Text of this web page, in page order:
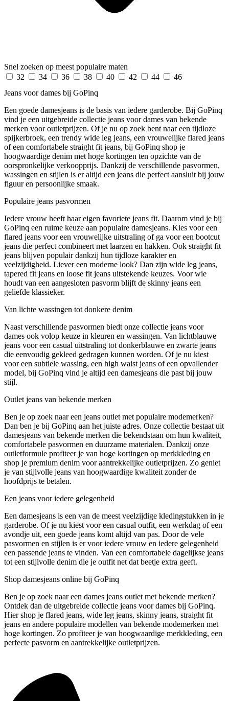
Snel zoeken op meest populaire maten
32
34 36 38 40 42 44
46
Jeans voor dames bij GoPinq
Een goede damesjeans is de basis van iedere garderobe. Bij GoPinq
vind je een uitgebreide collectie jeans voor dames van bekende
merken voor outletprijzen. Of je nu op zoek bent naar een tijdloze
spijkerbroek, een trendy wide leg jeans, een vrouwelijke flared jeans
of een comfortabele straight fit jeans, bij GoPinq shop je
hoogwaardige denim met hoge kortingen ten opzichte van de
oorspronkelijke verkoopprijs. Dankzij de verschillende pasvormen,
wassingen en stijlen is er altijd een jeans die perfect aansluit bij jouw
figuur en persoonlijke smaak.
Populaire jeans pasvormen
Iedere vrouw heeft haar eigen favoriete jeans fit. Daarom vind je bij
GoPinq een ruime keuze aan populaire damesjeans. Kies voor een
flared jeans voor een vrouwelijke uitstraling of ga voor een bootcut
jeans die perfect combineert met laarzen en hakken. Ook straight fit
jeans blijven populair dankzij hun tijdloze karakter en
veelzijdigheid. Liever een moderne look? Dan zijn wide leg jeans,
tapered fit jeans en loose fit jeans uitstekende keuzes. Voor wie
houdt van een aangesloten pasvorm blijft de skinny jeans een
geliefde klassieker.
Van lichte wassingen tot donkere denim
Naast verschillende pasvormen biedt onze collectie jeans voor
dames ook volop keuze in kleuren en wassingen. Van lichtblauwe
jeans voor een casual uitstraling tot donkerblauwe en zwarte jeans
die eenvoudig gekleed gedragen kunnen worden. Of je nu kiest
voor een subtiele wassing, een high waist jeans of een opvallender
model, bij GoPinq vind je altijd een damesjeans die past bij jouw
stijl.
Outlet jeans van bekende merken
Ben je op zoek naar een jeans outlet met populaire modemerken?
Dan ben je bij GoPinq aan het juiste adres. Onze collectie bestaat uit
damesjeans van bekende merken die bekendstaan om hun kwaliteit,
comfortabele pasvormen en duurzame materialen. Dankzij onze
outletformule profiteer je van hoge kortingen op merkkleding en
shop je premium denim voor aantrekkelijke outletprijzen. Zo geniet
je van stijlvolle jeans van hoogwaardige kwaliteit zonder de
hoofdprijs te betalen.
Een jeans voor iedere gelegenheid
Een damesjeans is een van de meest veelzijdige kledingstukken in je
garderobe. Of je nu kiest voor een casual outfit, een werkdag of een
avondje uit, een goede jeans komt altijd van pas. Door de vele
pasvormen en stijlen is er voor iedere vrouw en iedere gelegenheid
een passende jeans te vinden. Van een comfortabele dagelijkse jeans
tot een stijlvolle denim die je outfit net dat beetje extra geeft.
Shop damesjeans online bij GoPinq
Ben je op zoek naar een dames jeans outlet met bekende merken?
Ontdek dan de uitgebreide collectie jeans voor dames bij GoPinq.
Hier shop je flared jeans, wide leg jeans, skinny jeans, straight fit
jeans en andere populaire modellen van bekende modemerken met
hoge kortingen. Zo profiteer je van hoogwaardige merkkleding, een
perfecte pasvorm en aantrekkelijke outletprijzen.